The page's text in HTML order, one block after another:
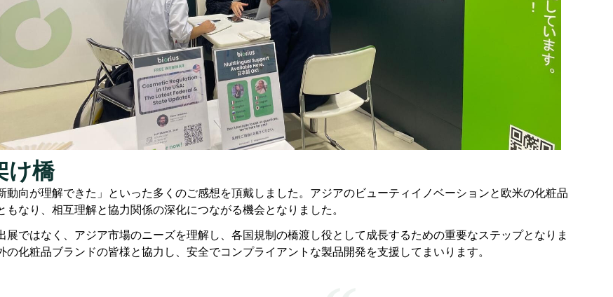
け橋
動向が理解できた」といった多くのご感想を頂戴しました。アジアのビューティイノベーションと欧米の化粧品
なり、相互理解と協力関係の深化につながる機会となりました。
ではなく、アジア市場のニーズを理解し、各国規制の橋渡し役として成長するための重要なステップとなりま
化粧品ブランドの皆様と協力し、安全でコンプライアントな製品開発を支援してまいります。